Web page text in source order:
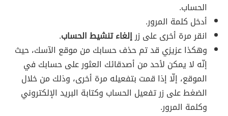
الحساب.
أدخل كلمة المرور.
انقر مرة أخرى على زرإلغاء تنشيط الحساب.
وهكذا عزيزي قد تم حذف حسابك من موقع الآسك، حيث
إنّه لا يمكن لأحد من أصدقائك العثور على حسابك في
الموقع، إلّا إذا قمت بتفعيله مرة أخرى، وذلك من خلال
الضغط على زر تفعيل الحساب وكتابة البريد الإلكتروني
وكلمة المرور.